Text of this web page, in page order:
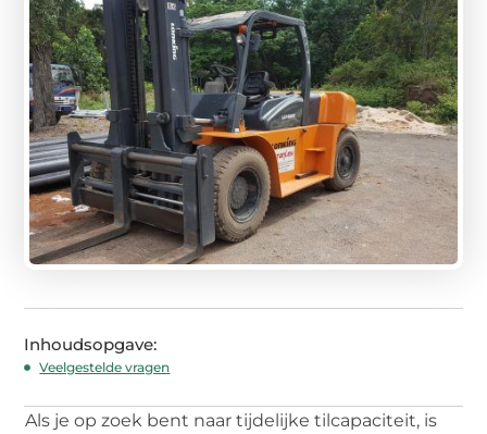
Inhoudsopgave:
Veelgestelde vragen
Als je op zoek bent naar tijdelijke tilcapaciteit, is